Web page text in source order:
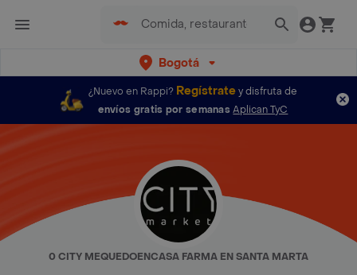
Bogotá
¿Nuevo en Rappi? Regístratey disfruta de
envíos gratis por semanas Aplican TyC
0 CITY MEQUEDOENCASA FARMA EN SANTA MARTA